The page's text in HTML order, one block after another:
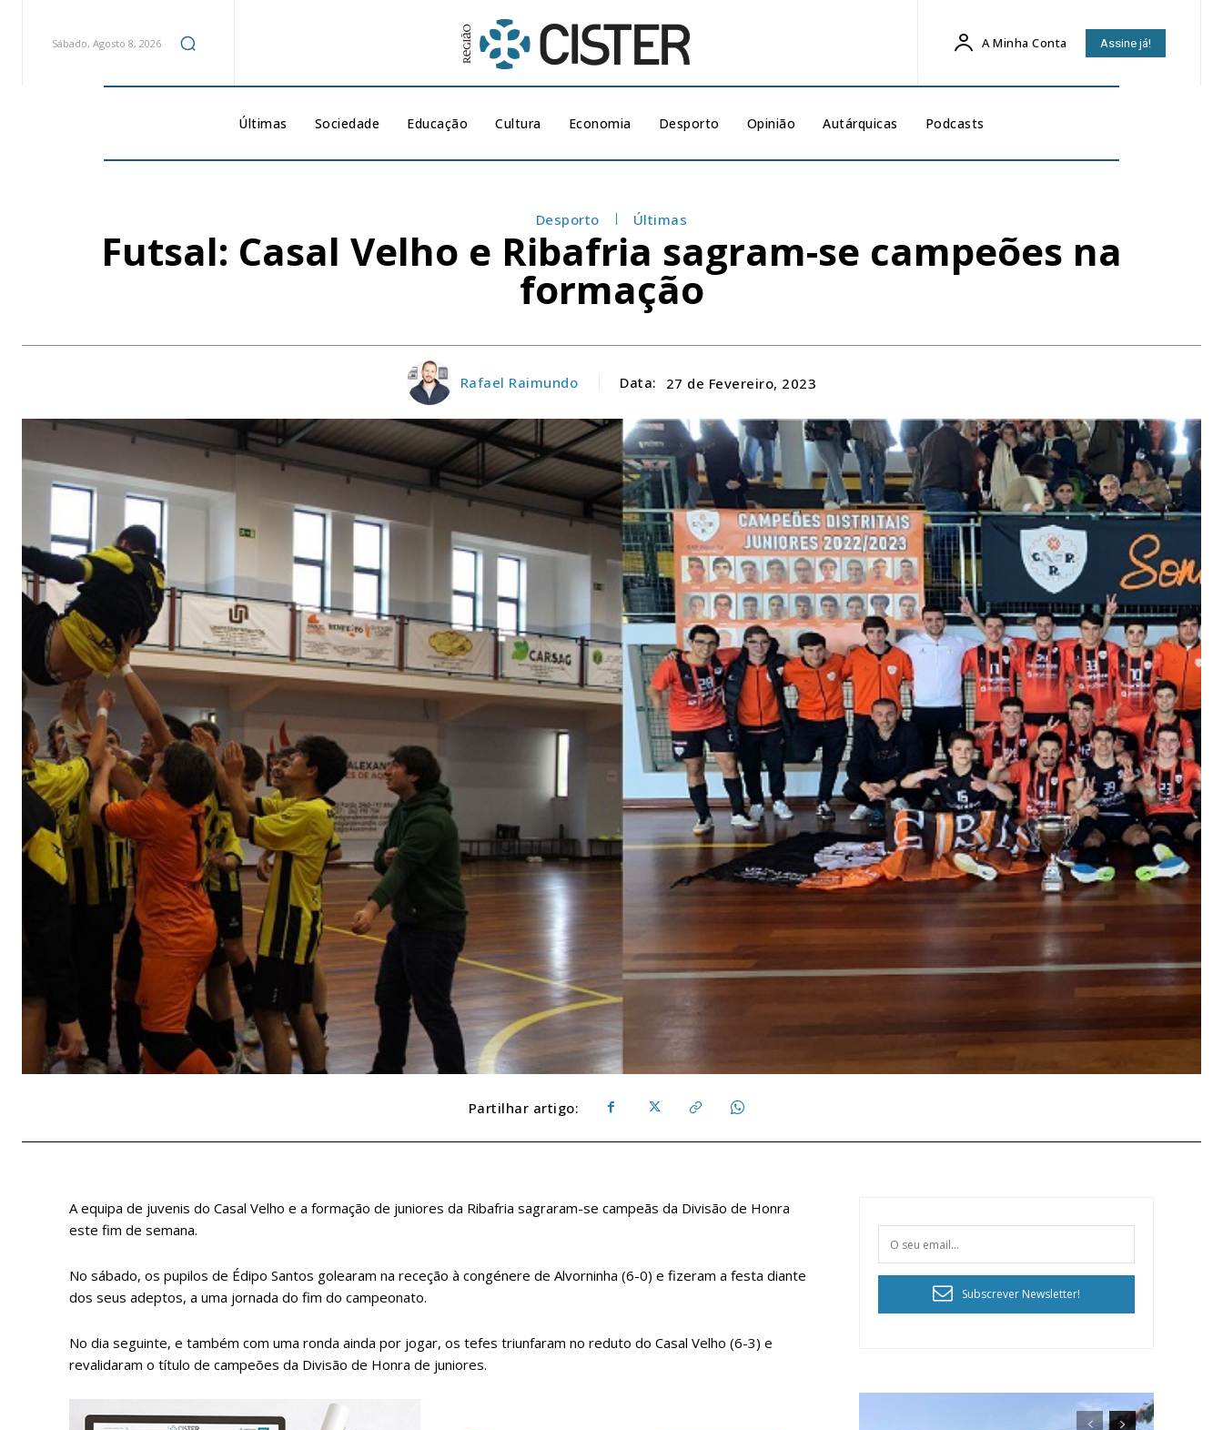
Sábado, Agosto 8, 2026 A Minha Conta Assine já!
Últimas Sociedade Educação Cultura Economia Desporto Opinião Autárquicas Podcasts
Desporto Últimas
Futsal: Casal Velho e Ribafria sagram-se campeões na
formação
Rafael Raimundo Data: 27 de Fevereiro, 2023
Partilhar artigo:
A equipa de juvenis do Casal Velho e a formação de juniores da Ribafria sagraram-se campeãs da Divisão de Honra
este fim de semana.
No sábado, os pupilos de Édipo Santos golearam na receção à congénere de Alvorninha (6-0) e fizeram a festa diante
dos seus adeptos, a uma jornada do fim do campeonato.
No dia seguinte, e também com uma ronda ainda por jogar, os tefes triunfaram no reduto do Casal Velho (6-3) e
revalidaram o título de campeões da Divisão de Honra de juniores.
Subscrever Newsletter!